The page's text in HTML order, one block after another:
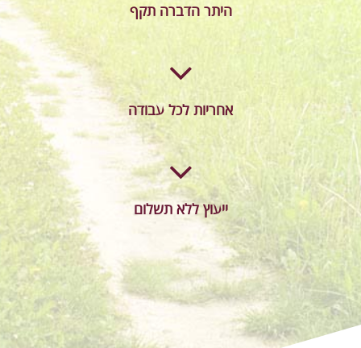
היתר הדברה תקף
אחריות לכל עבודה
ייעוץ ללא תשלום